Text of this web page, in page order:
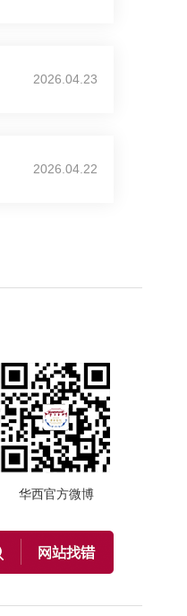
2026.04.23
2026.04.22
华西官方微博